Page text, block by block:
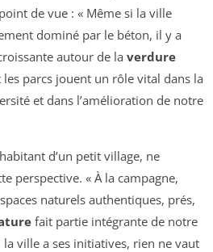
de vue : « Même si la ville
dominé par le béton, il y a
autour de la verdure
parcs jouent un rôle vital dans la
et dans l’amélioration de notre
d’un petit village, ne
perspective. « À la campagne,
naturels authentiques, prés,
fait partie intégrante de notre
ville a ses initiatives, rien ne vaut